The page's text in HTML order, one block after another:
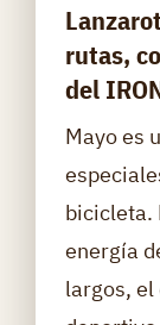
rutas,
del
Mayo es
bicicleta.
energía
largos,